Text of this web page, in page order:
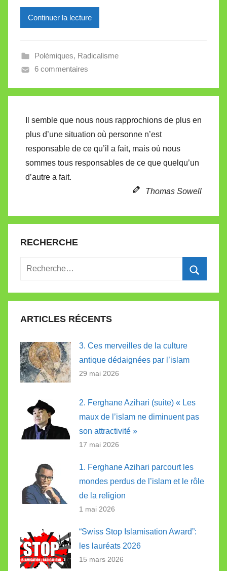
l
V
l
t
t
e
Continuer la lecture
Polémiques, Radicalisme
6 commentaires
Il semble que nous nous rapprochions de plus en
plus d’une situation où personne n’est
responsable de ce qu’il a fait, mais où nous
sommes tous responsables de ce que quelqu’un
d’autre a fait.
Thomas Sowell
RECHERCHE
Recherche
:
ARTICLES RÉCENTS
3. Ces merveilles de la culture
antique dédaignées par l’islam
29 mai 2026
2. Ferghane Azihari (suite) « Les
maux de l’islam ne diminuent pas
son attractivité »
17 mai 2026
1. Ferghane Azihari parcourt les
mondes perdus de l’islam et le rôle
de la religion
1 mai 2026
“Swiss Stop Islamisation Award”:
les lauréats 2026
15 mars 2026